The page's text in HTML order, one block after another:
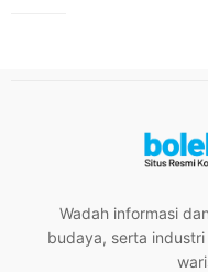
Wadah informasi
budaya, serta